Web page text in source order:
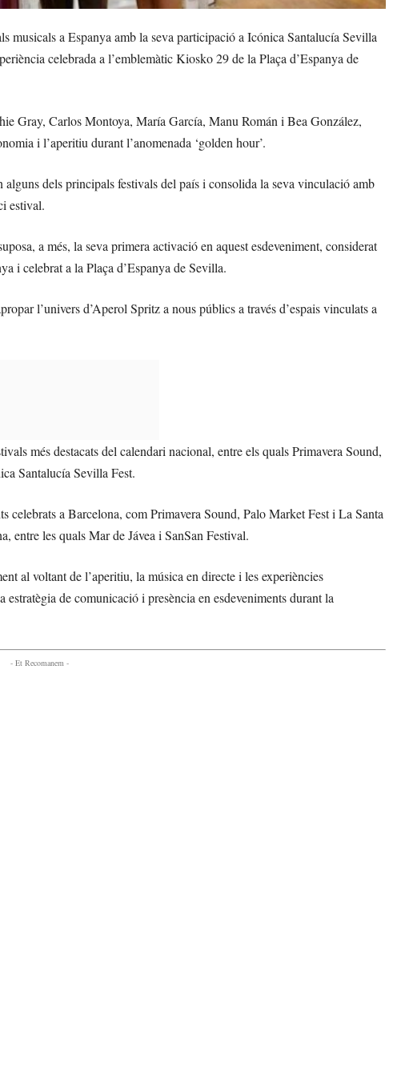
musicals a Espanya amb la seva participació a Icónica Santalucía Sevilla
celebrada a l’emblemàtic Kiosko 29 de la Plaça d’Espanya de
Gray, Carlos Montoya, María García, Manu Román i Bea González,
i l’aperitiu durant l’anomenada ‘golden hour’.
dels principals festivals del país i consolida la seva vinculació amb
estival.
a més, la seva primera activació en aquest esdeveniment, considerat
i celebrat a la Plaça d’Espanya de Sevilla.
l’univers d’Aperol Spritz a nous públics a través d’espais vinculats a
més destacats del calendari nacional, entre els quals Primavera Sound,
Santalucía Sevilla Fest.
a Barcelona, com Primavera Sound, Palo Market Fest i La Santa
entre les quals Mar de Jávea i SanSan Festival.
al voltant de l’aperitiu, la música en directe i les experiències
de comunicació i presència en esdeveniments durant la
- Et Recomanem -